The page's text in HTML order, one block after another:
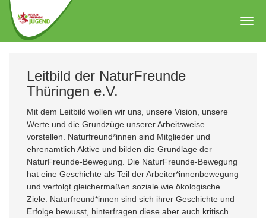
Zum
Hauptinhalt
springen
Leitbild der NaturFreunde
Thüringen e.V.
Mit dem Leitbild wollen wir uns, unsere Vision, unsere
Werte und die Grundzüge unserer Arbeitsweise
vorstellen. Naturfreund*innen sind Mitglieder und
ehrenamtlich Aktive und bilden die Grundlage der
NaturFreunde-Bewegung. Die NaturFreunde-Bewegung
hat eine Geschichte als Teil der Arbeiter*innenbewegung
und verfolgt gleichermaßen soziale wie ökologische
Ziele. Naturfreund*innen sind sich ihrer Geschichte und
Erfolge bewusst, hinterfragen diese aber auch kritisch.